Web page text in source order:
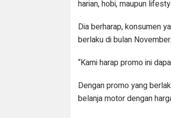
harian, hobi, maupun
Dia berharap, konsumen
berlaku di bulan November.
“Kami harap promo ini
Dengan promo yang
belanja motor dengan